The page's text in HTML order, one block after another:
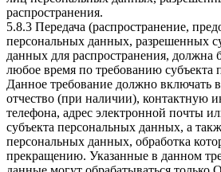
распространения.
5.8.3 Передача (распространение,
персональных данных, разрешенных
данных для распространения, должна
любое время по требованию субъекта
Данное требование должно включать
отчество (при наличии), контактную
телефона, адрес электронной почты
субъекта персональных данных, а
персональных данных, обработка
прекращению. Указанные в данном